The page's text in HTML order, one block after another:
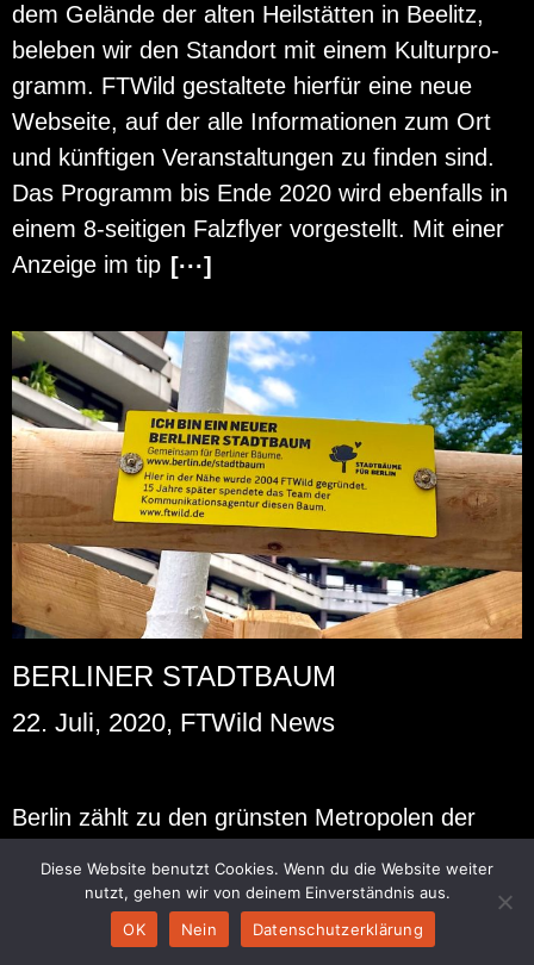
dem Ge­län­de der alten Heil­stät­ten in Bee­litz,
be­le­ben wir den Stand­ort mit einem Kul­tur­pro­
gramm. FT­Wild ge­stal­te­te hier­für eine neue
Web­sei­te, auf der alle In­for­ma­tio­nen zum Ort
und künf­ti­gen Ver­an­stal­tun­gen zu fin­den sind.
Das Pro­gramm bis Ende 2020 wird eben­falls in
einem 8-sei­ti­gen Falz­fly­er vor­ge­stellt. Mit einer
An­zei­ge im tip [···]
BERLINER STADTBAUM
22. Juli, 2020, FTWild News
Ber­lin zählt zu den grüns­ten Me­tro­po­len der
die Luft­qua­li­tät in Städ­ten wei­ter zu stei­gern.
Bäume sind in die­ser Hin­sicht wahre Hel­den, sie
Diese Website benutzt Cookies. Wenn du die Website weiter
nutzt, gehen wir von deinem Einverständnis aus.
OK
Nein Datenschutzerklärung